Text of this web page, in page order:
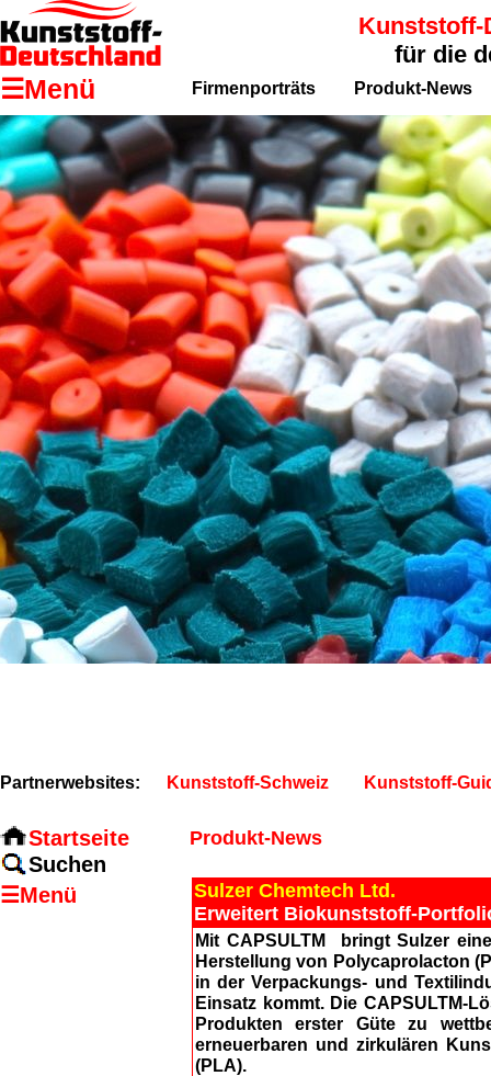
Produkt-News
Sulzer Chemtech Ltd.
Erweitert Biokunststoff-
Mit CAPSULTM bringt Sulzer
Herstellung von Polycaprolacton
in der Verpackungs- und
Einsatz kommt. Die CAPSULTM-
Produkten erster Güte zu
erneuerbaren und zirkulären
(PLA).
Kunststoff-
für die
Startseite
Suchen
☰Menü
Partnerwebsites: Kunststoff-Schweiz Kunststoff-
☰Menü Firmenporträts Produkt-News